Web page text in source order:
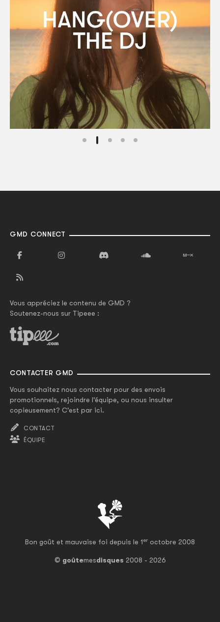
Bon goût et mauvaise foi depuis le 1er octobre 2008
© goûtemesdisques 2008 - 2026
GMD CONNECT
Vous appréciez le contenu de GMD ?
Soutenez-nous sur Tipeee :
CONTACTER GMD
Vous souhaitez nous contacter pour des envois
promotionnels, rejoindre l'équipe, ou nous insulter
copieusement? C'est par ici.
CONTACT
ÉQUIPE